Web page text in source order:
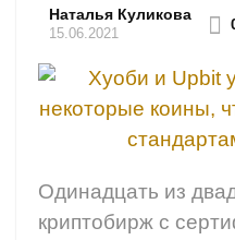
Наталья Куликова
15.06.2021
Одинадцать из
криптобирж с